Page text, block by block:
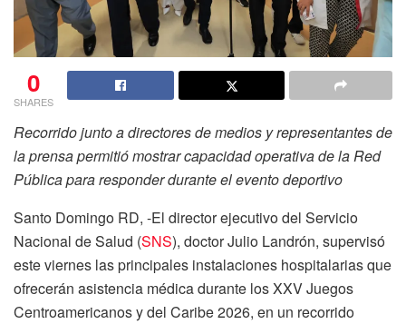
0
SHARES
Recorrido junto a directores de medios y representantes de
la prensa permitió mostrar capacidad operativa de la Red
Pública para responder durante el evento deportivo
Santo Domingo RD, -El director ejecutivo del Servicio
Nacional de Salud (SNS), doctor Julio Landrón, supervisó
este viernes las principales instalaciones hospitalarias que
ofrecerán asistencia médica durante los XXV Juegos
Centroamericanos y del Caribe 2026, en un recorrido